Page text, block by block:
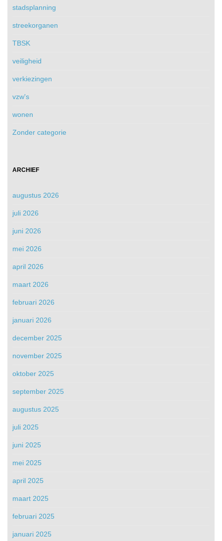
stadsplanning
streekorganen
TBSK
veiligheid
verkiezingen
vzw's
wonen
Zonder categorie
ARCHIEF
augustus 2026
juli 2026
juni 2026
mei 2026
april 2026
maart 2026
februari 2026
januari 2026
december 2025
november 2025
oktober 2025
september 2025
augustus 2025
juli 2025
juni 2025
mei 2025
april 2025
maart 2025
februari 2025
januari 2025